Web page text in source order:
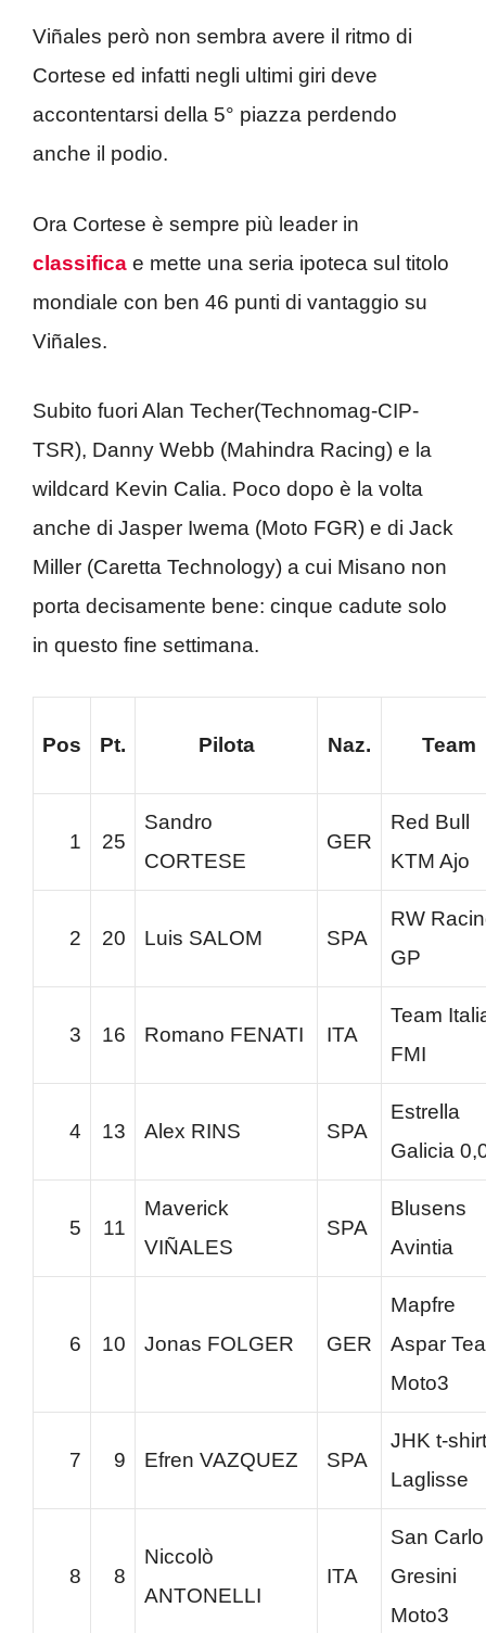
Viñales però non sembra avere il ritmo di
Cortese ed infatti negli ultimi giri deve
accontentarsi della 5° piazza perdendo
anche il podio.
Ora Cortese è sempre più leader in
classifica e mette una seria ipoteca sul titolo
mondiale con ben 46 punti di vantaggio su
Viñales.
Subito fuori Alan Techer(Technomag-CIP-
TSR), Danny Webb (Mahindra Racing) e la
wildcard Kevin Calia. Poco dopo è la volta
anche di Jasper Iwema (Moto FGR) e di Jack
Miller (Caretta Technology) a cui Misano non
porta decisamente bene: cinque cadute solo
in questo fine settimana.
Pos Pt. Pilota Naz. Team
1 25
Sandro
CORTESE
GER
Red Bull
KTM Ajo
2 20 Luis SALOM SPA
RW
GP
3 16 Romano FENATI ITA
Team
FMI
4 13 Alex RINS SPA
Estrella
Galicia
5 11
Maverick
VIÑALES
SPA
Blusens
Avintia
6 10 Jonas FOLGER GER
Mapfre
Aspar
Moto3
7 9 Efren VAZQUEZ SPA
JHK t-shirt
Laglisse
8 8
Niccolò
ANTONELLI
ITA
San Carlo
Gresini
Moto3